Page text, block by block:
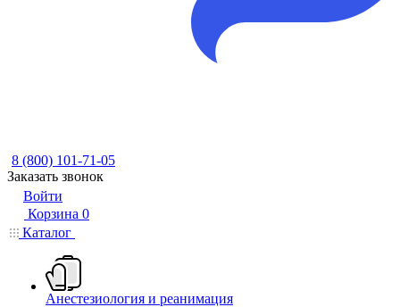
8 (800) 101-71-05
Заказать звонок
Войти
Корзина 0
Каталог
Анестезиология и реанимация